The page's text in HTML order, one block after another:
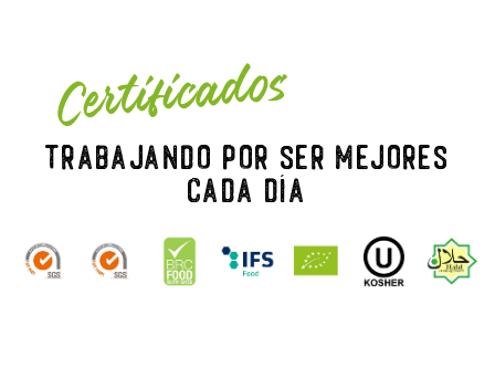
Certificados
Trabajando por ser mejores
cada día